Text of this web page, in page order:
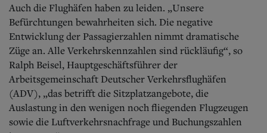
Auch die Flughäfen haben zu leiden. „Unsere
Befürchtungen bewahrheiten sich. Die negative
Entwicklung der Passagierzahlen nimmt dramatische
Züge an. Alle Verkehrskennzahlen sind rückläufig“, so
Ralph Beisel, Hauptgeschäftsführer der
Arbeitsgemeinschaft Deutscher Verkehrsflughäfen
(ADV), „das betrifft die Sitzplatzangebote, die
Auslastung in den wenigen noch fliegenden Flugzeugen
sowie die Luftverkehrsnachfrage und Buchungszahlen